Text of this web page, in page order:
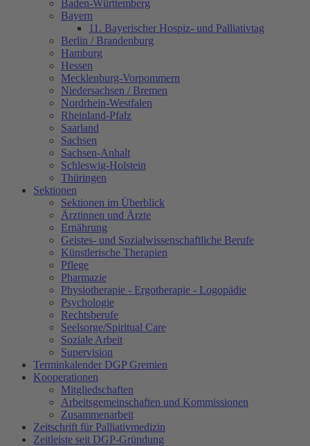
Baden-Württemberg
Bayern
11. Bayerischer Hospiz- und Palliativtag
Berlin / Brandenburg
Hamburg
Hessen
Mecklenburg-Vorpommern
Niedersachsen / Bremen
Nordrhein-Westfalen
Rheinland-Pfalz
Saarland
Sachsen
Sachsen-Anhalt
Schleswig-Holstein
Thüringen
Sektionen
Sektionen im Überblick
Ärztinnen und Ärzte
Ernährung
Geistes- und Sozialwissenschaftliche Berufe
Künstlerische Therapien
Pflege
Pharmazie
Physiotherapie - Ergotherapie - Logopädie
Psychologie
Rechtsberufe
Seelsorge/Spiritual Care
Soziale Arbeit
Supervision
Terminkalender DGP Gremien
Kooperationen
Mitgliedschaften
Arbeitsgemeinschaften und Kommissionen
Zusammenarbeit
Zeitschrift für Palliativmedizin
Zeitleiste seit DGP-Gründung